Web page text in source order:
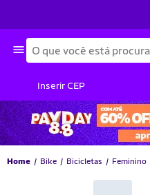
Busca
Inserir CEP
Home Bike Bicicletas Feminino
-